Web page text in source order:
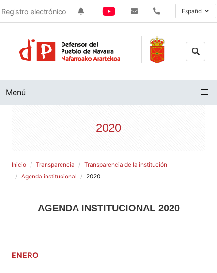
Registro electrónico Español
Menú
2020
Inicio Transparencia
Transparencia de la institución
Agenda institucional
2020
AGENDA INSTITUCIONAL 2020
ENERO